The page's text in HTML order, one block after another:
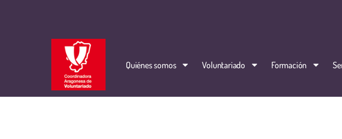
Quiénes somos Voluntariado Formación